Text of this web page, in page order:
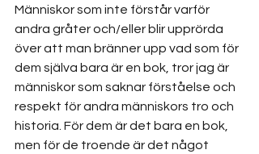
Människor som inte förstår varför
andra gråter och/eller blir upprörda
över att man bränner upp vad som för
dem själva bara är en bok, tror jag är
människor som saknar förståelse och
respekt för andra människors tro och
historia. För dem är det bara en bok,
men för de troende är det något